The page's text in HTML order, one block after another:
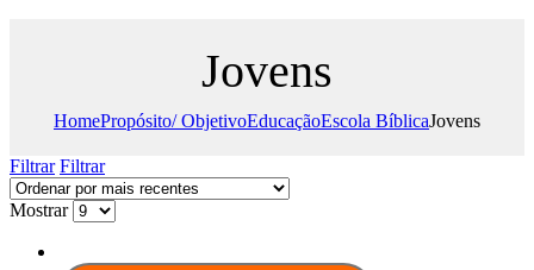
Jovens
HomePropósito/ ObjetivoEducaçãoEscola BíblicaJovens
Filtrar Filtrar
Mostrar